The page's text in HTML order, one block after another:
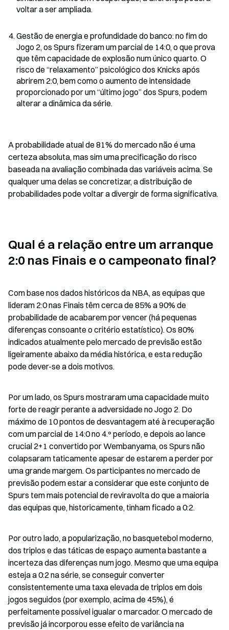
voltar a ser ampliada.
Gestão de energia e profundidade do banco: no fim do
Jogo 2, os Spurs fizeram um parcial de 14:0, o que prova
que têm capacidade de explosão num único quarto. O
risco de “relaxamento” psicológico dos Knicks após
abrirem 2:0, bem como o aumento de intensidade
proporcionado por um “último jogo” dos Spurs, podem
alterar a dinâmica da série.
A probabilidade atual de 81% do mercado não é uma
certeza absoluta, mas sim uma precificação do risco
baseada na avaliação combinada das variáveis acima. Se
qualquer uma delas se concretizar, a distribuição de
probabilidades pode voltar a divergir de forma significativa.
Qual é a relação entre um arranque
2:0 nas Finais e o campeonato final?
Com base nos dados históricos da NBA, as equipas que
lideram 2:0 nas Finais têm cerca de 85% a 90% de
probabilidade de acabarem por vencer (há pequenas
diferenças consoante o critério estatístico). Os 80%
indicados atualmente pelo mercado de previsão estão
ligeiramente abaixo da média histórica, e esta redução
pode dever-se a dois motivos.
Por um lado, os Spurs mostraram uma capacidade muito
forte de reagir perante a adversidade no Jogo 2. Do
máximo de 10 pontos de desvantagem até à recuperação
com um parcial de 14:0 no 4.º período, e depois ao lance
crucial 2+1 convertido por Wembanyama, os Spurs não
colapsaram taticamente apesar de estarem a perder por
uma grande margem. Os participantes no mercado de
previsão podem estar a considerar que este conjunto de
Spurs tem mais potencial de reviravolta do que a maioria
das equipas que, historicamente, tinham ficado a 0:2.
Por outro lado, a popularização, no basquetebol moderno,
dos triplos e das táticas de espaço aumenta bastante a
incerteza das diferenças num jogo. Mesmo que uma equipa
esteja a 0:2 na série, se conseguir converter
consistentemente uma taxa elevada de triplos em dois
jogos seguidos (por exemplo, acima de 45%), é
perfeitamente possível igualar o marcador. O mercado de
previsão já incorporou esse efeito de variância na